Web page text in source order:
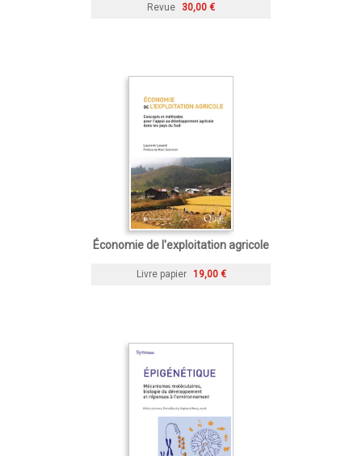
Revue 30,00 €
Économie de l'exploitation agricole
Livre papier 19,00 €